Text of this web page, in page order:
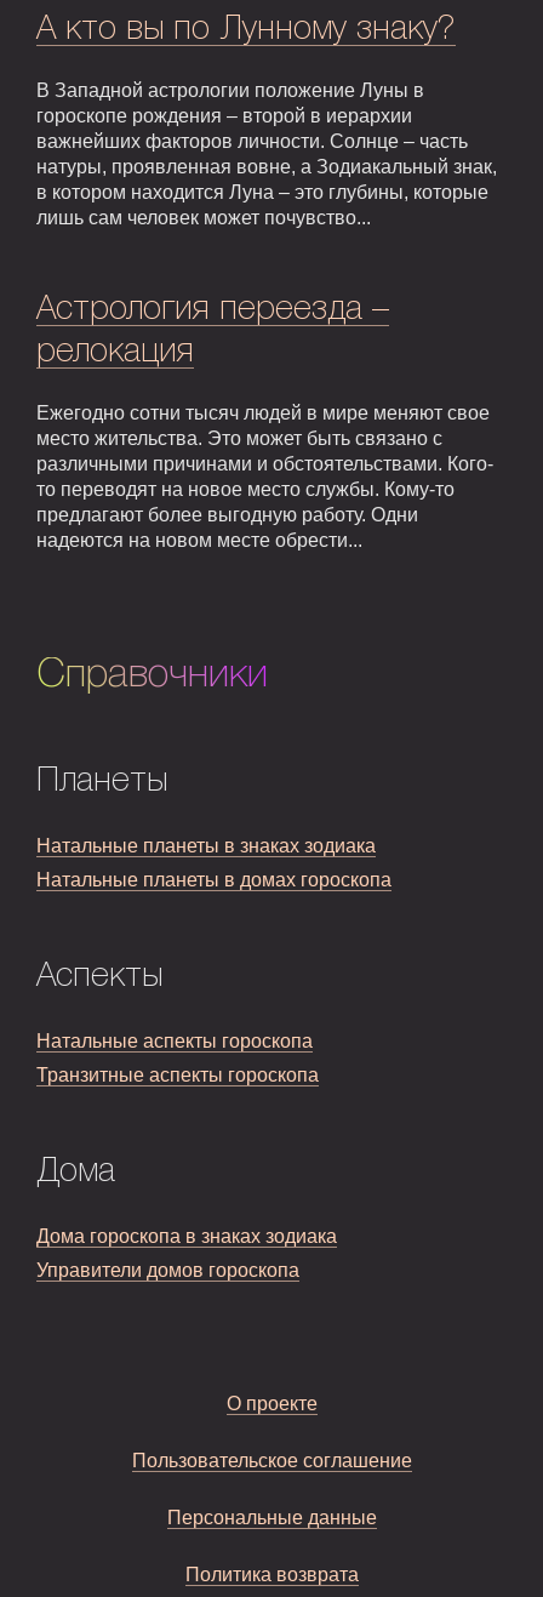
А кто вы по Лунному знаку?
В Западной астрологии положение Луны в
гороскопе рождения – второй в иерархии
важнейших факторов личности. Солнце – часть
натуры, проявленная вовне, а Зодиакальный знак,
в котором находится Луна – это глубины, которые
лишь сам человек может почувство...
Астрология переезда –
релокация
Ежегодно сотни тысяч людей в мире меняют свое
место жительства. Это может быть связано с
различными причинами и обстоятельствами. Кого-
то переводят на новое место службы. Кому-то
предлагают более выгодную работу. Одни
надеются на новом месте обрести...
Справочники
Планеты
Натальные планеты в знаках зодиака
Натальные планеты в домах гороскопа
Аспекты
Натальные аспекты гороскопа
Транзитные аспекты гороскопа
Дома
Дома гороскопа в знаках зодиака
Управители домов гороскопа
О проекте
Пользовательское соглашение
Персональные данные
Политика возврата